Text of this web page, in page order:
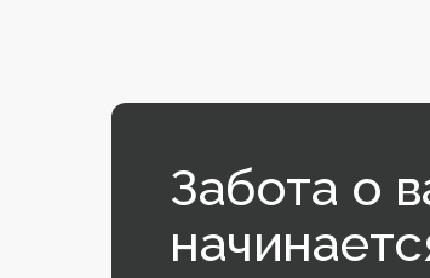
Забота о